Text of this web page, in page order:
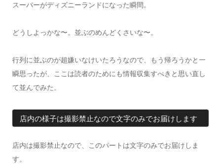
スーパーがディズニーランドになった瞬間。
どうしよっかな〜。並ぶのめんどくさいな〜。
行列に並ぶのが超嫌いなけいたろうなので、もう帰ろうかと一
瞬思ったが、ここは読者のためにも情報収集すべきと思い直し
て並んでみた。
店内の様子は撮影禁止なので文字のみでお届けします
店内は撮影禁止なので、このパートは文字のみでお届けしま
す。